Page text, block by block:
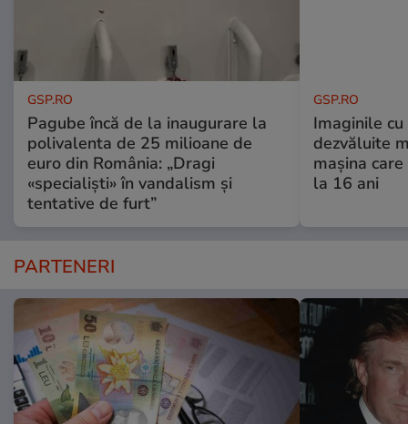
GSP.RO
Pagube încă de la inaugurare la
polivalenta de 25 milioane de
euro din România: „Dragi
«specialiști» în vandalism și
tentative de furt”
GSP.RO
Imaginile
dezvăluite
mașina
la 16 ani
PARTENERI